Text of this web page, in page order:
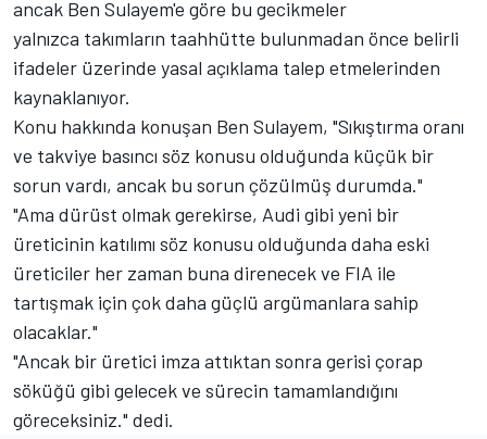
ancak Ben Sulayem'e göre bu gecikmeler
yalnızca takımların taahhütte bulunmadan önce belirli
ifadeler üzerinde yasal açıklama talep etmelerinden
kaynaklanıyor.
Konu hakkında konuşan Ben Sulayem, "Sıkıştırma oranı
ve takviye basıncı söz konusu olduğunda küçük bir
sorun vardı, ancak bu sorun çözülmüş durumda."
"Ama dürüst olmak gerekirse, Audi gibi yeni bir
üreticinin katılımı söz konusu olduğunda daha eski
üreticiler her zaman buna direnecek ve FIA ile
tartışmak için çok daha güçlü argümanlara sahip
olacaklar."
"Ancak bir üretici imza attıktan sonra gerisi çorap
söküğü gibi gelecek ve sürecin tamamlandığını
göreceksiniz." dedi.